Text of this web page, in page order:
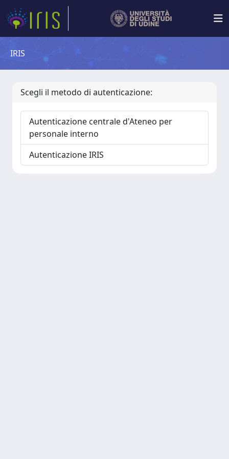
IRIS
Scegli il metodo di autenticazione:
Autenticazione centrale d'Ateneo per
personale interno
Autenticazione IRIS